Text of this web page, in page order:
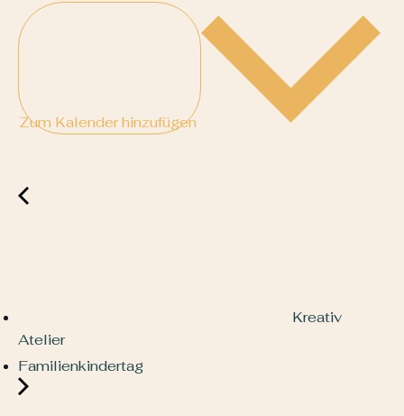
Zum Kalender hinzufügen
Kreativ
Atelier
Familienkindertag